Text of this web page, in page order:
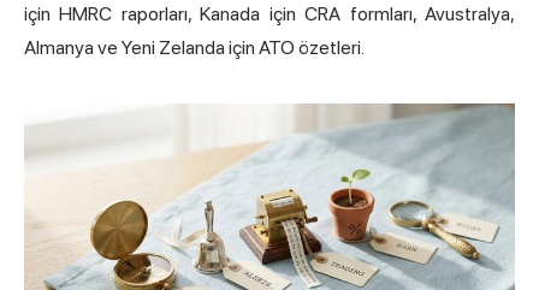
için HMRC raporları, Kanada için CRA formları, Avustralya,
Almanya ve Yeni Zelanda için ATO özetleri.